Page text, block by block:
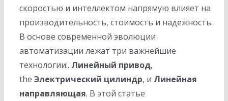
скоростью и интеллектом напрямую влияет на
производительность, стоимость и надежность.
В основе современной эволюции
автоматизации лежат три важнейшие
технологии:. Линейный привод,
the Электрический цилиндр, и Линейная
направляющая. В этой статье